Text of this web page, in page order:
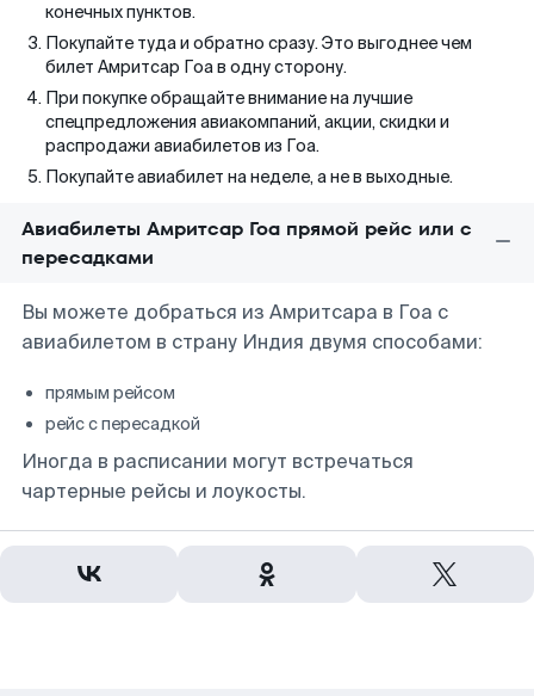
конечных пунктов.
Покупайте туда и обратно сразу. Это выгоднее чем
билет Амритсар Гоа в одну сторону.
При покупке обращайте внимание на лучшие
спецпредложения авиакомпаний, акции, скидки и
распродажи авиабилетов из Гоа.
Покупайте авиабилет на неделе, а не в выходные.
Авиабилеты Амритсар Гоа прямой рейс или с
пересадками
Вы можете добраться из Амритсара в Гоа с
авиабилетом в страну Индия двумя способами:
прямым рейсом
рейс с пересадкой
Иногда в расписании могут встречаться
чартерные рейсы и лоукосты.